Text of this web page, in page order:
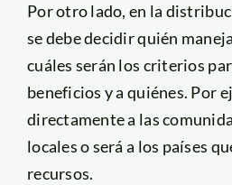
Por otro lado, en la
se debe decidir quién
cuáles serán los criterios
beneficios y a quiénes. Por
directamente a las
locales o será a los países
recursos.